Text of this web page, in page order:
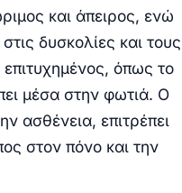
και άπειρος, ενώ
δυσκολίες και τους
επιτυχημένος, όπως το
μέσα στην φωτιά. Ο
ασθένεια, επιτρέπει
στον πόνο και την